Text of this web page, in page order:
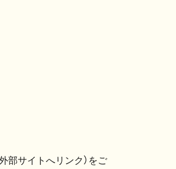
外部サイトへリンク）をご